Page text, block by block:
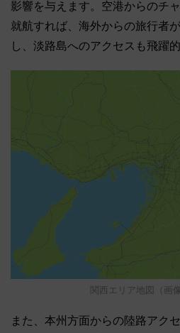
影響を与えます。空港からのチ
就航すれば、海外からの旅行者
し、淡路島へのアクセスも飛躍
関西エリア地図（画
また、本州方面からの陸路アク